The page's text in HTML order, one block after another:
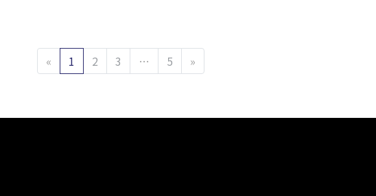
« 1 2 3 … 5 »